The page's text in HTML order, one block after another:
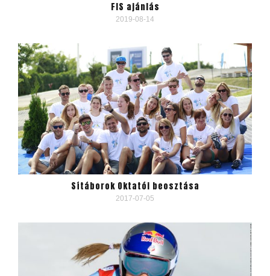
FIS ajánlás
2019-08-14
Sítáborok Oktatói beosztása
2017-07-05